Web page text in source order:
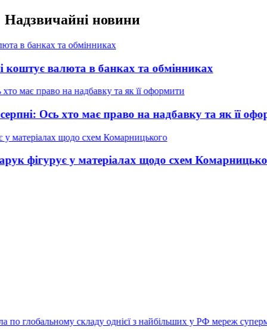
Перейти
до
Надзвичайні новини
в банках та обмінниках
має право на надбавку та як її оформити
у матеріалах щодо схем Комарницького